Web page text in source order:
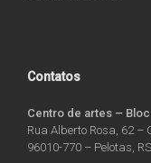
Contatos
Centro de artes –
Rua Alberto Rosa, 62 –
96010-770 – Pelotas, RS